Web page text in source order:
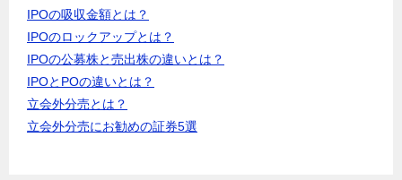
IPOの吸収金額とは？
IPOのロックアップとは？
IPOの公募株と売出株の違いとは？
IPOとPOの違いとは？
立会外分売とは？
立会外分売にお勧めの証券5選